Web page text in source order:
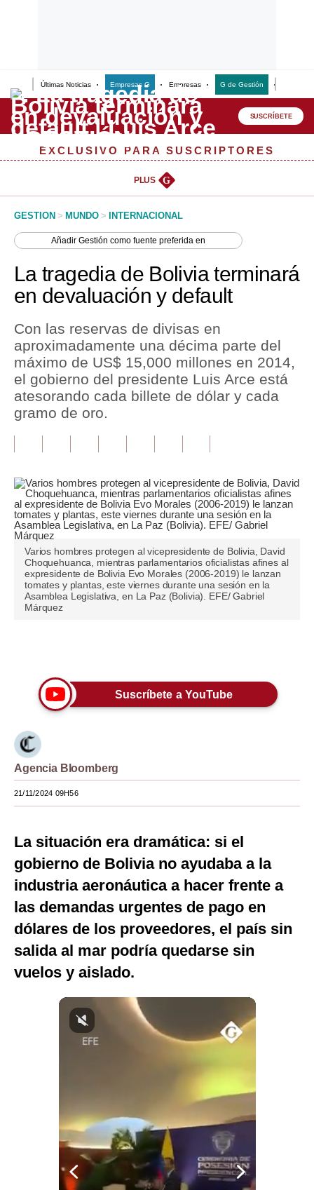
Últimas Noticias Empresas G Empresas G de Gestión
Lo último
Peru Quiosco
Management & Empleo
Perú
Tu Dinero
Finanzas Personales
Inmobiliarias
Plus G
Opinión
Editorial
Pregunta de hoy
Blogs
Tendencias
Lujo
Estilos
Mundo
EEUU
México
España
Tecnología
Club del Suscriptor
Mix
G de Gestión
Notas Contratadas
gestion.pe
SUSCRÍBETE
EXCLUSIVO PARA SUSCRIPTORES
PLUS G
GESTION > MUNDO > INTERNACIONAL
AñadirGestión como fuente preferida en
La tragedia de Bolivia terminará
en devaluación y default
Con las reservas de divisas en
aproximadamente una décima parte del
máximo de US$ 15,000 millones en 2014,
el gobierno del presidente Luis Arce está
atesorando cada billete de dólar y cada
gramo de oro.
Varios hombres protegen al vicepresidente de Bolivia, David
Choquehuanca, mientras parlamentarios oficialistas afines al
expresidente de Bolivia Evo Morales (2006-2019) le lanzan
tomates y plantas, este viernes durante una sesión en la
Asamblea Legislativa, en La Paz (Bolivia). EFE/ Gabriel
Márquez
Suscríbete a YouTube
Agencia Bloomberg
21/11/2024 09H56
La situación era dramática: si el
gobierno de Bolivia no ayudaba a la
industria aeronáutica a hacer frente a
las demandas urgentes de pago en
dólares de los proveedores, el país sin
salida al mar podría quedarse sin
vuelos y aislado.